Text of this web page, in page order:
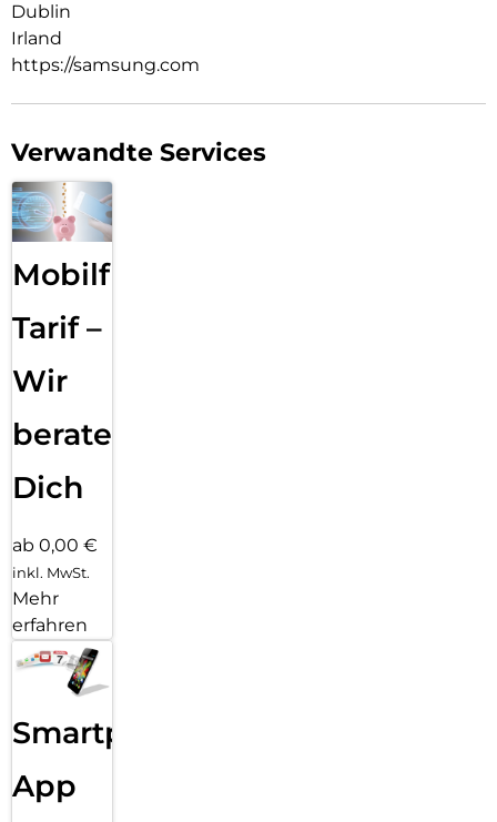
Dublin
Irland
https://samsung.com
Verwandte Services
Mobilfunk
Tarif –
Wir
beraten
Dich
ab 0,00 €
inkl. MwSt.
Mehr
erfahren
Smartphone
App